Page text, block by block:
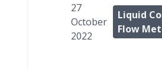
27
October
2022
Liquid
Flow